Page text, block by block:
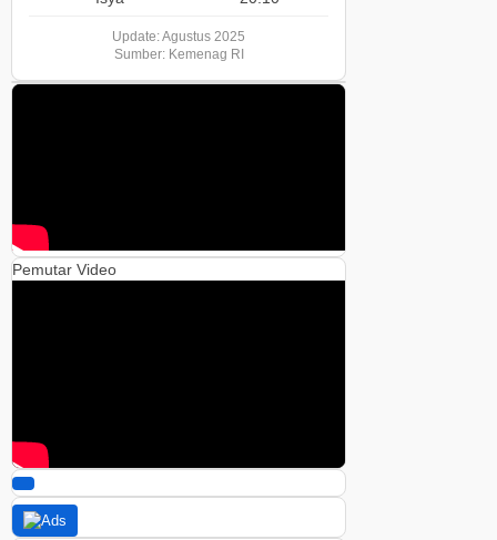
Update: Agustus 2025
Sumber: Kemenag RI
Pemutar Video
00:00
00:00